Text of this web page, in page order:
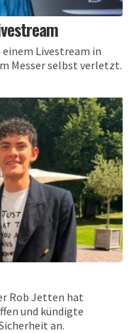
Livestream in
Messer selbst verletzt.
Rob Jetten hat
und kündigte
an.